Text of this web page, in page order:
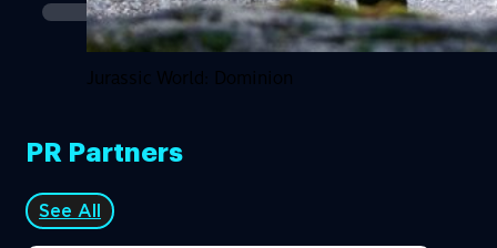
Jurassic World: Dominion
PR Partners
See All